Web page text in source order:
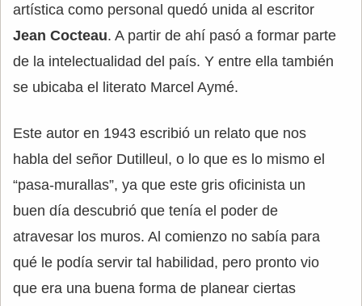
artística como personal quedó unida al escritor
Jean Cocteau. A partir de ahí pasó a formar parte
de la intelectualidad del país. Y entre ella también
se ubicaba el literato Marcel Aymé.
Este autor en 1943 escribió un relato que nos
habla del señor Dutilleul, o lo que es lo mismo el
“pasa-murallas”, ya que este gris oficinista un
buen día descubrió que tenía el poder de
atravesar los muros. Al comienzo no sabía para
qué le podía servir tal habilidad, pero pronto vio
que era una buena forma de planear ciertas